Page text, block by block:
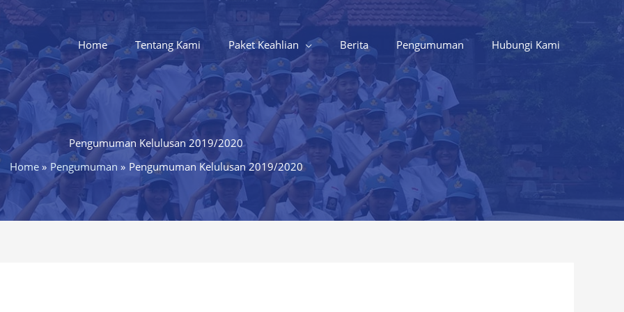
Home Tentang Kami Paket Keahlian Berita Pengumuman Hubungi Kami
Pengumuman Kelulusan 2019/2020
Home
Pengumuman Pengumuman Kelulusan 2019/2020